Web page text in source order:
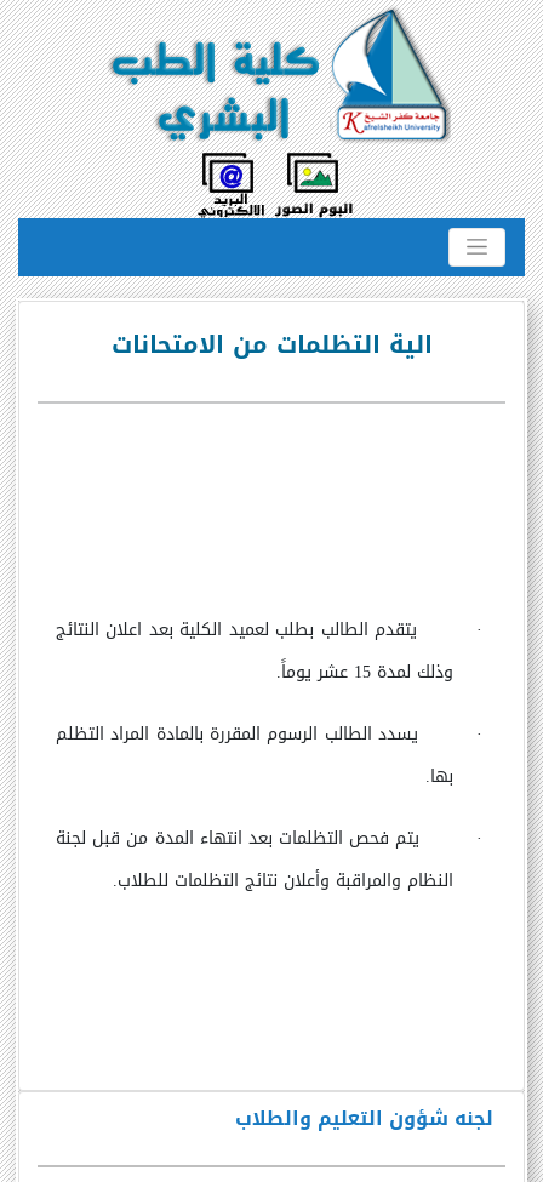
لجنه شؤون التعليم والطلاب
الية التظلمات من الامتحانات
·
يتقدم الطالب بطلب لعميد الكلية بعد اعلان النتائج
وذلك لمدة 15 عشر يوماً
.
·
يسدد الطالب الرسوم المقررة بالمادة المراد التظلم
بها.
·
يتم فحص التظلمات بعد انتهاء المدة من قبل لجنة
النظام والمراقبة وأعلان نتائج التظلمات للطلاب.